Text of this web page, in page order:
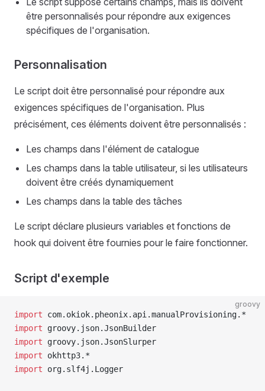
être personnalisés pour répondre aux exigences
spécifiques de l'organisation.
Personnalisation
Le script doit être personnalisé pour répondre aux
exigences spécifiques de l'organisation. Plus
précisément, ces éléments doivent être personnalisés :
Les champs dans l'élément de catalogue
Les champs dans la table utilisateur, si les utilisateurs
doivent être créés dynamiquement
Les champs dans la table des tâches
Le script déclare plusieurs variables et fonctions de
hook qui doivent être fournies pour le faire fonctionner.
Script d'exemple
groovy
import com.okiok.pheonix.api.manualProvisioning.*
import groovy.json.JsonBuilder
import groovy.json.JsonSlurper
import okhttp3.*
import org.slf4j.Logger